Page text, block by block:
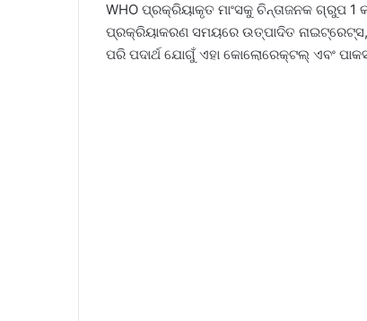
WHO ପ୍ରକ୍ରିୟାକୃତ ମାଂସକୁ ଚିନ୍ତାଜନକ ଗ୍ରୁପ 1
ପ୍ରକ୍ରିୟାକରଣ ସମୟରେ ଉତ୍ପାଦିତ ନାଇଟ୍ରେଟ୍ସ,
ପରି ପଦାର୍ଥ ଯୋଗୁଁ ଏହା କୋଲୋରେକ୍ଟଲ୍ ଏବଂ